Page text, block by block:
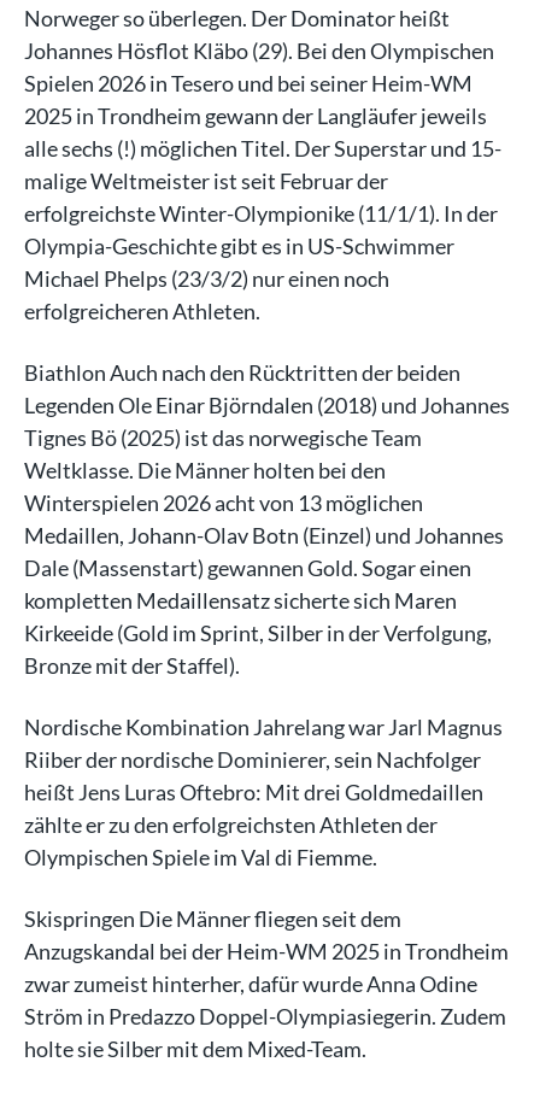
Norweger so überlegen. Der Dominator heißt
Johannes Hösflot Kläbo (29). Bei den Olympischen
Spielen 2026 in Tesero und bei seiner Heim-WM
2025 in Trondheim gewann der Langläufer jeweils
alle sechs (!) möglichen Titel. Der Superstar und 15-
malige Weltmeister ist seit Februar der
erfolgreichste Winter-Olympionike (11/1/1). In der
Olympia-Geschichte gibt es in US-Schwimmer
Michael Phelps (23/3/2) nur einen noch
erfolgreicheren Athleten.
Biathlon Auch nach den Rücktritten der beiden
Legenden Ole Einar Björndalen (2018) und Johannes
Tignes Bö (2025) ist das norwegische Team
Weltklasse. Die Männer holten bei den
Winterspielen 2026 acht von 13 möglichen
Medaillen, Johann-Olav Botn (Einzel) und Johannes
Dale (Massenstart) gewannen Gold. Sogar einen
kompletten Medaillensatz sicherte sich Maren
Kirkeeide (Gold im Sprint, Silber in der Verfolgung,
Bronze mit der Staffel).
Nordische Kombination Jahrelang war Jarl Magnus
Riiber der nordische Dominierer, sein Nachfolger
heißt Jens Luras Oftebro: Mit drei Goldmedaillen
zählte er zu den erfolgreichsten Athleten der
Olympischen Spiele im Val di Fiemme.
Skispringen Die Männer fliegen seit dem
Anzugskandal bei der Heim-WM 2025 in Trondheim
zwar zumeist hinterher, dafür wurde Anna Odine
Ström in Predazzo Doppel-Olympiasiegerin. Zudem
holte sie Silber mit dem Mixed-Team.